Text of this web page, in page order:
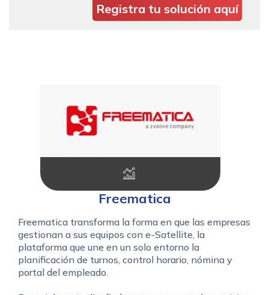
Registra tu solución aquí
Freematica
Freematica transforma la forma en que las empresas
gestionan a sus equipos con e-Satellite, la
plataforma que une en un solo entorno la
planificación de turnos, control horario, nómina y
portal del empleado.